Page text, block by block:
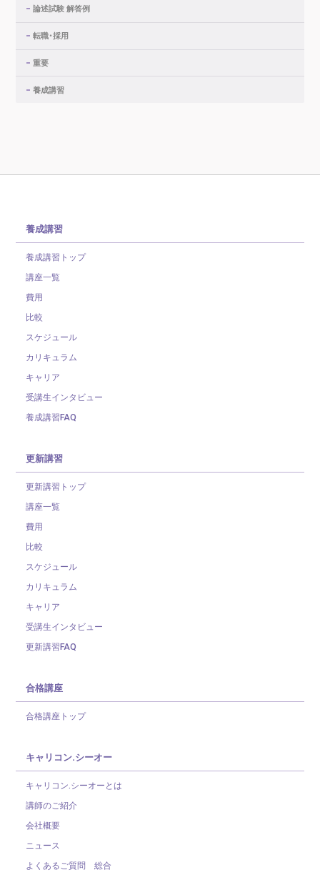
論述試験 解答例
転職・採用
重要
養成講習
養成講習
養成講習トップ
講座一覧
費用
比較
スケジュール
カリキュラム
キャリア
受講生インタビュー
養成講習FAQ
更新講習
更新講習トップ
講座一覧
費用
比較
スケジュール
カリキュラム
キャリア
受講生インタビュー
更新講習FAQ
合格講座
合格講座トップ
キャリコン.シーオー
キャリコン.シーオーとは
講師のご紹介
会社概要
ニュース
よくあるご質問 総合